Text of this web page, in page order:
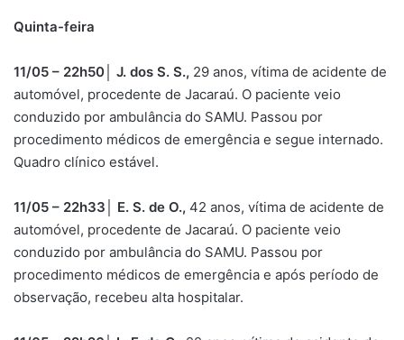
Quinta-feira
11/05 – 22h50│ J. dos S. S., 29 anos, vítima de acidente de
automóvel, procedente de Jacaraú. O paciente veio
conduzido por ambulância do SAMU. Passou por
procedimento médicos de emergência e segue internado.
Quadro clínico estável.
11/05 – 22h33│ E. S. de O., 42 anos, vítima de acidente de
automóvel, procedente de Jacaraú. O paciente veio
conduzido por ambulância do SAMU. Passou por
procedimento médicos de emergência e após período de
observação, recebeu alta hospitalar.